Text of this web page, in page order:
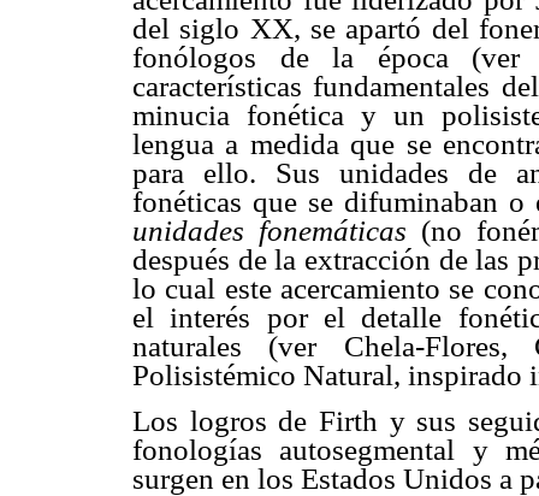
del siglo XX, se apartó del
fonólogos de la época (ver
características fundamentales
minucia fonética y un
lengua a medida que se
para ello. Sus unidades de
fonéticas que se difuminaban
unidades fonemáticas (no
después de la extracción de las
lo cual este acercamiento se
el interés por el detalle
naturales (ver Chela-
Polisistémico Natural, inspirado
Los logros de Firth y sus
fonologías autosegmental y
surgen en los Estados Unidos a